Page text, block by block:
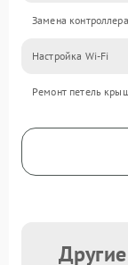
Замена
Настройка Wi-Fi
Ремонт петель